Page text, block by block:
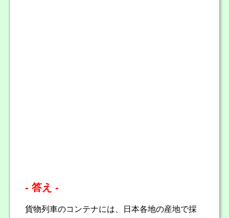
- 答え -
貨物列車のコンテナには、日本各地の産地で採